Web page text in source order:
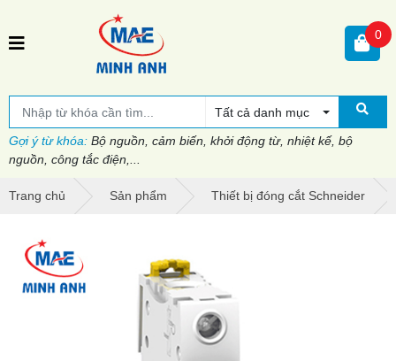
Tất cả danh mục
Gợi ý từ khóa: Bộ nguồn, cảm biến, khởi động từ, nhiệt kế, bộ
nguồn, công tắc điện,...
0
Trang chủ Sản phẩm Thiết bị đóng cắt Schneider